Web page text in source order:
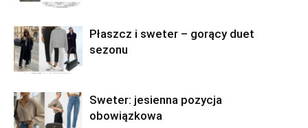
Płaszcz i sweter – gorący duet
sezonu
Sweter: jesienna pozycja
obowiązkowa